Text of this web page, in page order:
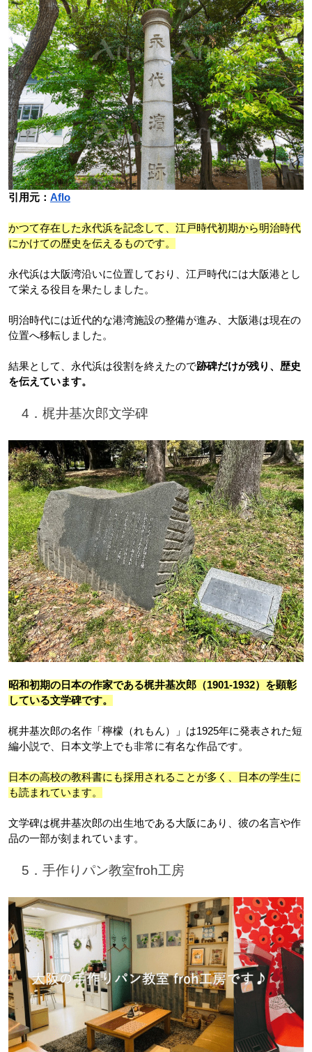
引用元： Aflo
かつて存在した永代浜を記念して、江戸時代初期から明治時代
にかけての歴史を伝えるものです。
永代浜は大阪湾沿いに位置しており、江戸時代には大阪港とし
て栄える役目を果たしました。
明治時代には近代的な港湾施設の整備が進み、大阪港は現在の
位置へ移転しました。
結果として、永代浜は役割を終えたので跡碑だけが残り、歴史
を伝えています。
4．梶井基次郎文学碑
昭和初期の日本の作家である梶井基次郎（1901-1932）を顕彰
している文学碑です。
梶井基次郎の名作「檸檬（れもん）」は1925年に発表された短
編小説で、日本文学上でも非常に有名な作品です。
日本の高校の教科書にも採用されることが多く、日本の学生に
も読まれています。
文学碑は梶井基次郎の出生地である大阪にあり、彼の名言や作
品の一部が刻まれています。
5．手作りパン教室froh工房